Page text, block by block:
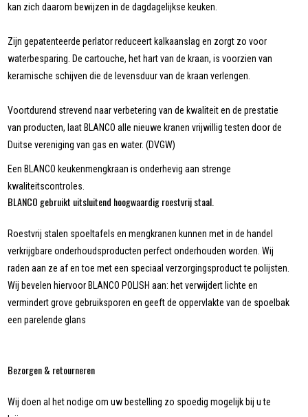
kan zich daarom bewijzen in de dagdagelijkse keuken.
Zijn gepatenteerde perlator reduceert kalkaanslag en zorgt zo voor
waterbesparing. De cartouche, het hart van de kraan, is voorzien van
keramische schijven die de levensduur van de kraan verlengen.
Voortdurend strevend naar verbetering van de kwaliteit en de prestatie
van producten, laat BLANCO alle nieuwe kranen vrijwillig testen door de
Duitse vereniging van gas en water. (DVGW)
Een BLANCO keukenmengkraan is onderhevig aan strenge
kwaliteitscontroles.
BLANCO gebruikt uitsluitend hoogwaardig roestvrij staal.
Roestvrij stalen spoeltafels en mengkranen kunnen met in de handel
verkrijgbare onderhoudsproducten perfect onderhouden worden. Wij
raden aan ze af en toe met een speciaal verzorgingsproduct te polijsten.
Wij bevelen hiervoor BLANCO POLISH aan: het verwijdert lichte en
vermindert grove gebruiksporen en geeft de oppervlakte van de spoelbak
een parelende glans
Bezorgen & retourneren
Wij doen al het nodige om uw bestelling zo spoedig mogelijk bij u te